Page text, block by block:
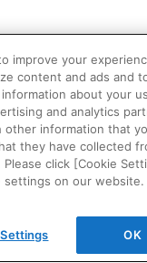
■断面形状
improve your
content and ads and
about your
and analytics
other information that
they have collected
click [Cookie
settings on our website.
OK